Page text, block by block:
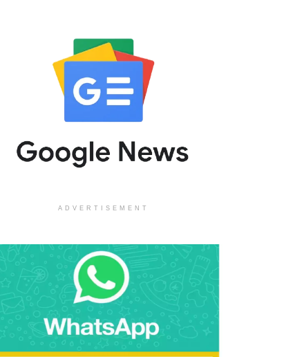
ADVERTISEMENT